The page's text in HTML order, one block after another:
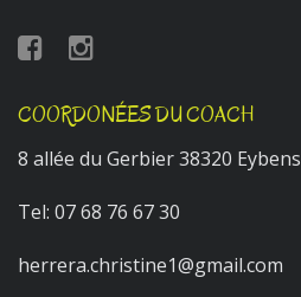
COORDONÉES DU COACH
8 allée du Gerbier 38320 Eybens
Tel: 07 68 76 67 30
herrera.christine1@gmail.com